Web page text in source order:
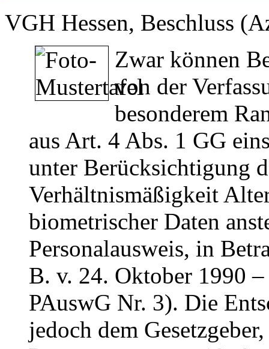
VGH Hessen, Beschluss
Zwar können
von der
besonderem
aus Art. 4 Abs. 1 GG
unter Berücksichtigung
Verhältnismäßigkeit
biometrischer Daten
Personalausweis, in
B. v. 24. Oktober 1990
PAuswG Nr. 3). Die
jedoch dem